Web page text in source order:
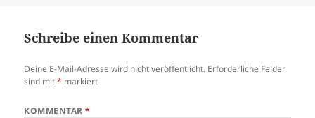
Schreibe einen Kommentar
Deine E-Mail-Adresse wird nicht veröffentlicht. Erforderliche Felder
sind mit* markiert
KOMMENTAR*